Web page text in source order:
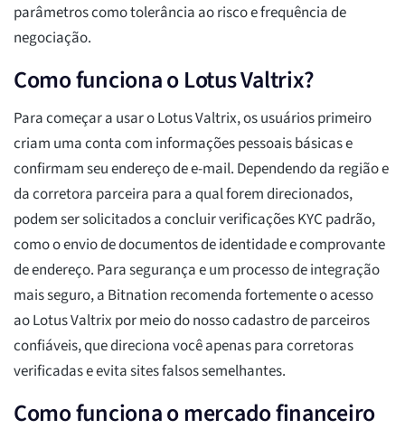
parâmetros como tolerância ao risco e frequência de
negociação.
Como funciona o Lotus Valtrix?
Para começar a usar o Lotus Valtrix, os usuários primeiro
criam uma conta com informações pessoais básicas e
confirmam seu endereço de e-mail. Dependendo da região e
da corretora parceira para a qual forem direcionados,
podem ser solicitados a concluir verificações KYC padrão,
como o envio de documentos de identidade e comprovante
de endereço. Para segurança e um processo de integração
mais seguro, a Bitnation recomenda fortemente o acesso
ao Lotus Valtrix por meio do nosso cadastro de parceiros
confiáveis, que direciona você apenas para corretoras
verificadas e evita sites falsos semelhantes.
Como funciona o mercado financeiro